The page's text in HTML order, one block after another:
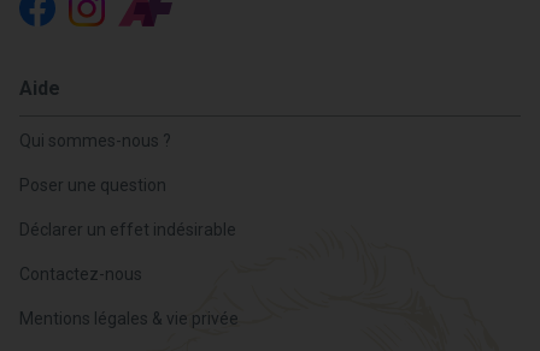
Aide
Qui sommes-nous ?
Poser une question
Déclarer un effet indésirable
Contactez-nous
Mentions légales & vie privée